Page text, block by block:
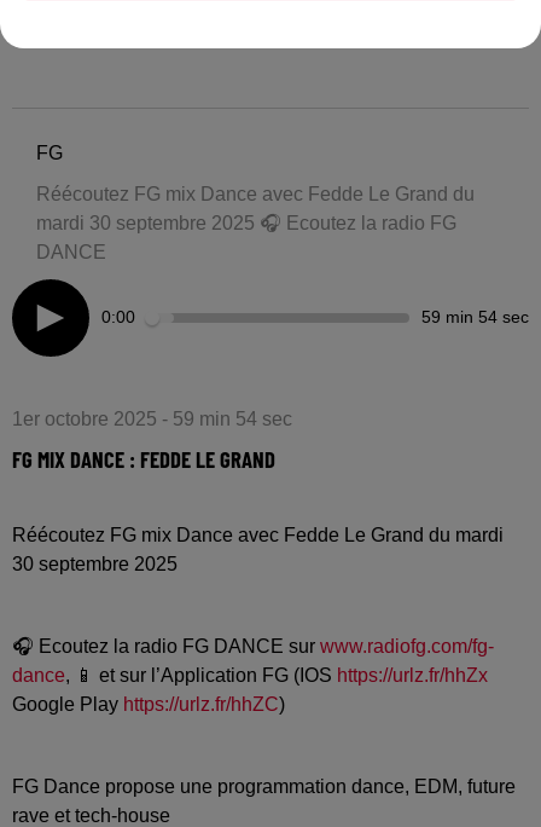
FG
Réécoutez FG mix Dance avec Fedde Le Grand du
mardi 30 septembre 2025 🎧 Ecoutez la radio FG
DANCE
0:00 59 min 54 sec
1er octobre 2025 - 59 min 54 sec
FG MIX DANCE : FEDDE LE GRAND
Réécoutez FG mix Dance avec Fedde Le Grand du mardi
30 septembre 2025
🎧 Ecoutez la radio FG DANCE sur www.radiofg.com/fg-
dance, 📱 et sur l’Application FG (IOS https://urlz.fr/hhZx
Google Play https://urlz.fr/hhZC)
FG Dance propose une programmation dance, EDM, future
rave et tech-house